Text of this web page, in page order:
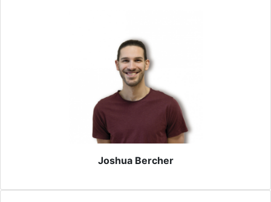
Joshua Bercher